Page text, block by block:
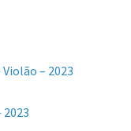
– 2023